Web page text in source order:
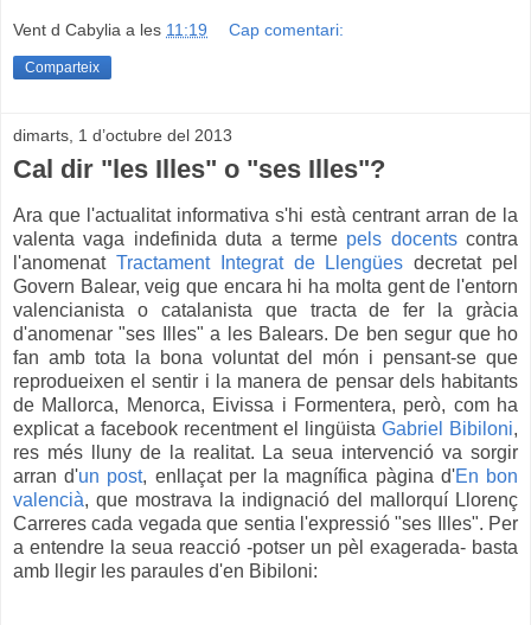
Vent d Cabylia a les 11:19 Cap comentari:
Comparteix
dimarts, 1 d’octubre del 2013
Cal dir "les Illes" o "ses Illes"?
Ara que l'actualitat informativa s'hi està centrant arran de la
valenta vaga indefinida duta a terme pels docentscontra
l'anomenat Tractament Integrat de Llengües decretat pel
Govern Balear, veig que encara hi ha molta gent de l'entorn
valencianista o catalanista que tracta de fer la gràcia
d'anomenar "ses Illes" a les Balears. De ben segur que ho
fan amb tota la bona voluntat del món i pensant-se que
reprodueixen el sentir i la manera de pensar dels habitants
de Mallorca, Menorca, Eivissa i Formentera, però, com ha
explicat a facebook recentment el lingüista Gabriel Bibiloni,
res més lluny de la realitat. La seua intervenció va sorgir
arran d'un post, enllaçat per la magnífica pàgina d'En bon
valencià, que mostrava la indignació del mallorquí Llorenç
Carreres cada vegada que sentia l'expressió "ses Illes". Per
a entendre la seua reacció -potser un pèl exagerada- basta
amb llegir les paraules d'en Bibiloni: